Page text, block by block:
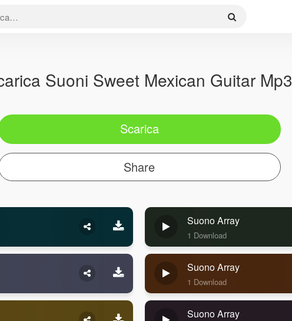
Suoni Sweet Mexican Guitar Mp3
Scarica
Share
Suono Array
1 Download
Suono Array
1 Download
Suono Array